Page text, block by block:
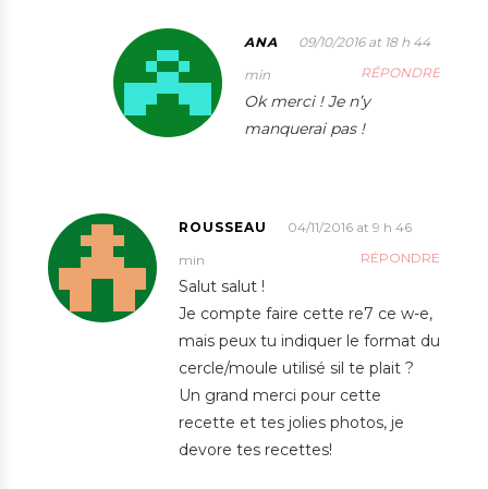
ANA
09/10/2016 at 18 h 44
min
RÉPONDRE
Ok merci ! Je n’y
manquerai pas !
ROUSSEAU
04/11/2016 at 9 h 46
min
RÉPONDRE
Salut salut !
Je compte faire cette re7 ce w-e,
mais peux tu indiquer le format du
cercle/moule utilisé sil te plait ?
Un grand merci pour cette
recette et tes jolies photos, je
devore tes recettes!